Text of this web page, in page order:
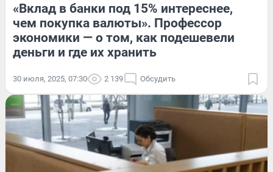
«Вклад в банки под 15% интереснее,
чем покупка валюты». Профессор
экономики — о том, как подешевели
деньги и где их хранить
30 июля, 2025, 07:30 2 139 Обсудить